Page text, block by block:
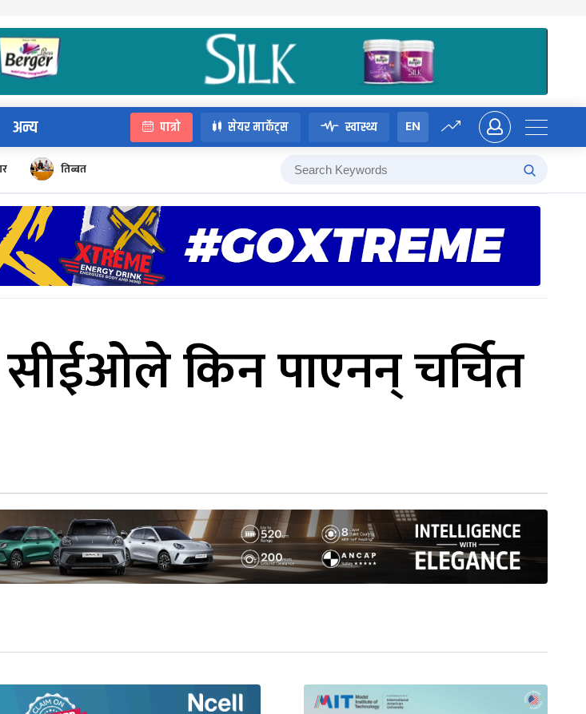
अन्य पात्रो सेयर मार्केट्स स्वास्थ्य EN
तिब्बत
सीईओले किन पाएनन् चर्चित